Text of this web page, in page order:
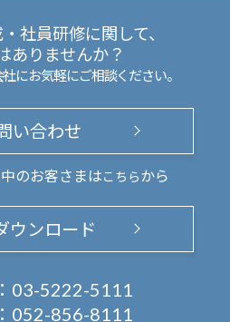
社員研修に関して、
ありませんか？
にお気軽にご相談ください。
い合わせ
のお客さまはこちらから
ウンロード
03-5222-5111
052-856-8111